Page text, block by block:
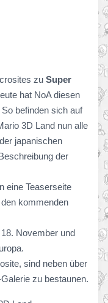
zu Super
hat NoA diesen
befinden sich auf
3D Land nun alle
japanischen
der
eine Teaserseite
kommenden
November und
sind neben über
zu bestaunen.